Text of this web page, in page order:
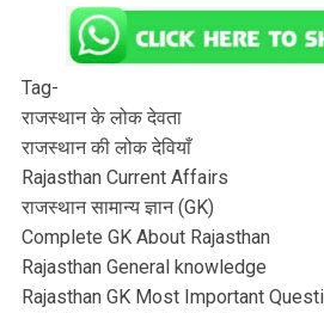
Tag-
राजस्थान के लोक देवता
राजस्थान की लोक देवियाँ
Rajasthan Current Affairs
राजस्थान सामान्य ज्ञान (GK)
Complete GK About Rajasthan
Rajasthan General knowledge
Rajasthan GK Most Important